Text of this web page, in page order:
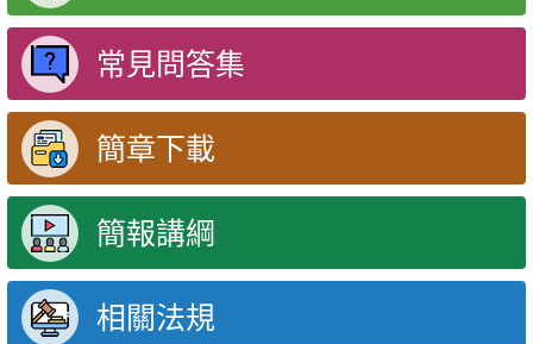
常見問答集
簡章下載
簡報講綱
相關法規